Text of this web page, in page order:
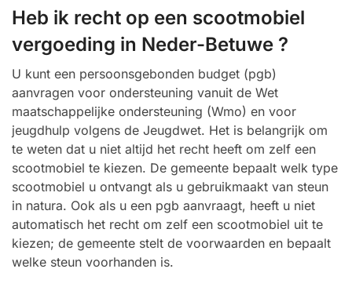
Heb ik recht op een scootmobiel
vergoeding in Neder-Betuwe ?
U kunt een persoonsgebonden budget (pgb)
aanvragen voor ondersteuning vanuit de Wet
maatschappelijke ondersteuning (Wmo) en voor
jeugdhulp volgens de Jeugdwet. Het is belangrijk om
te weten dat u niet altijd het recht heeft om zelf een
scootmobiel te kiezen. De gemeente bepaalt welk type
scootmobiel u ontvangt als u gebruikmaakt van steun
in natura. Ook als u een pgb aanvraagt, heeft u niet
automatisch het recht om zelf een scootmobiel uit te
kiezen; de gemeente stelt de voorwaarden en bepaalt
welke steun voorhanden is.